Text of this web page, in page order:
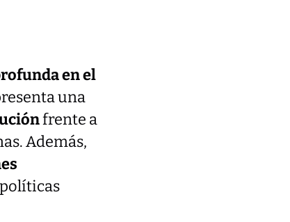
en el
una
frente a
Además,